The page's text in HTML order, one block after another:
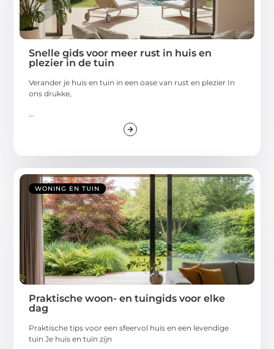
Snelle gids voor meer rust in huis en
plezier in de tuin
Verander je huis en tuin in een oase van rust en plezier In
ons drukke,
WONING EN TUIN
Praktische woon- en tuingids voor elke
dag
Praktische tips voor een sfeervol huis en een levendige
tuin Je huis en tuin zijn